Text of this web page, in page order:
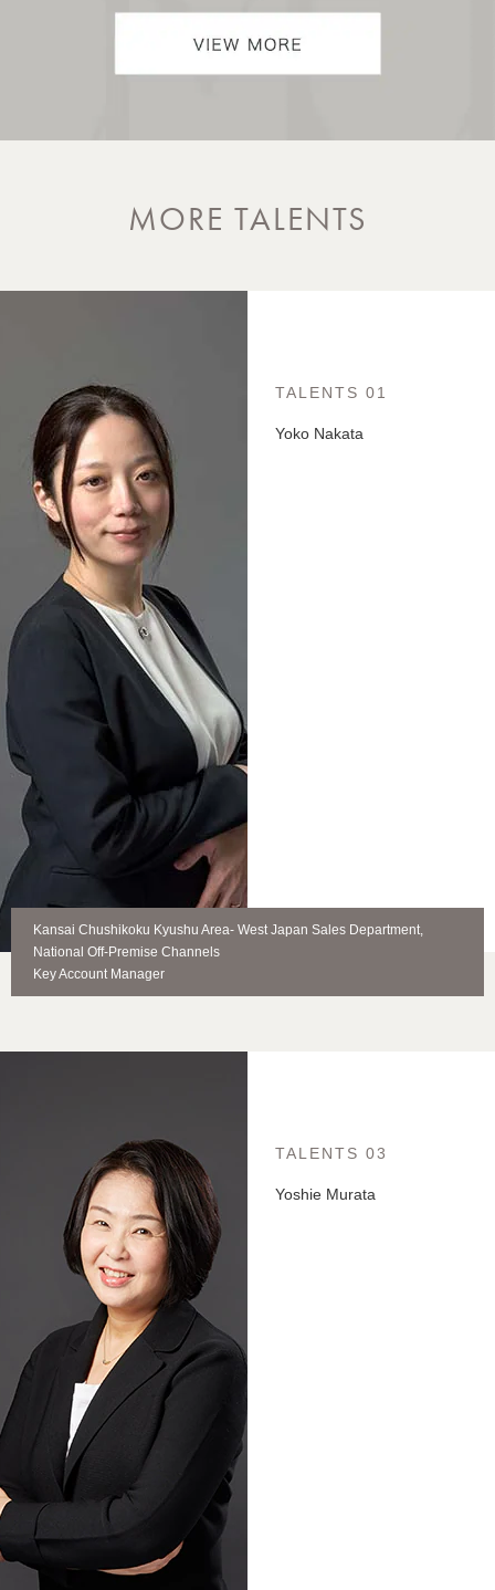
MORE TALENTS
TALENTS 01
Yoko Nakata
Kansai Chushikoku Kyushu Area- West Japan Sales Department,
National Off-Premise Channels
Key Account Manager
TALENTS 03
Yoshie Murata